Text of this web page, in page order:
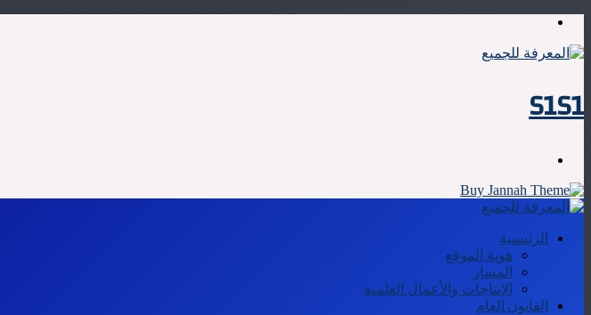
S1S1
الرئيسية
هوية الموقع
المسار
الإنتاجات والأعمال العلمية
القانون العام